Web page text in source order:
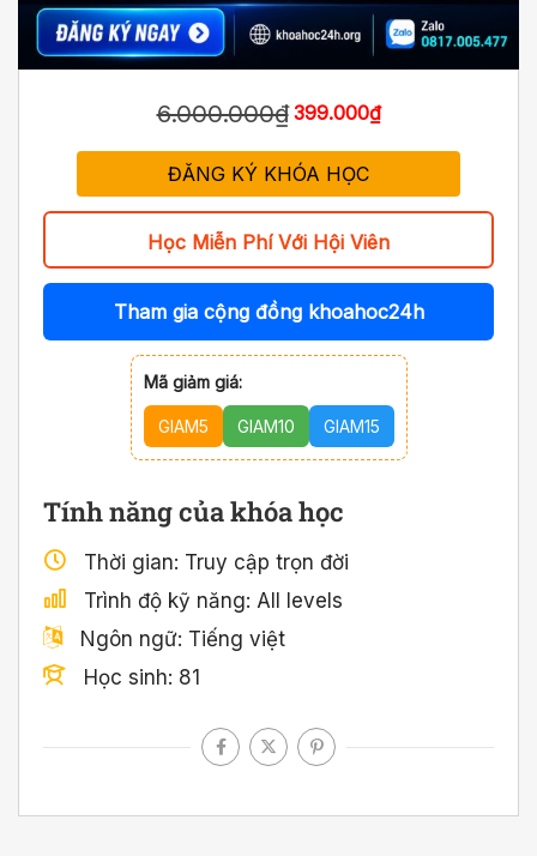
6.000.000₫ 399.000₫
ĐĂNG KÝ KHÓA HỌC
Học Miễn Phí Với Hội Viên
Tham gia cộng đồng khoahoc24h
Mã giảm giá:
GIAM5 GIAM10 GIAM15
Tính năng của khóa học
Thời gian Truy cập trọn đời
Trình độ kỹ năng All levels
Ngôn ngữ Tiếng việt
Học sinh 81